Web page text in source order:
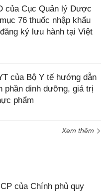
của Cục Quản lý Dược
76 thuốc nhập khẩu
ký lưu hành tại Việt
của Bộ Y tế hướng dẫn
phần dinh dưỡng, giá trị
phẩm
Xem thêm
của Chính phủ quy